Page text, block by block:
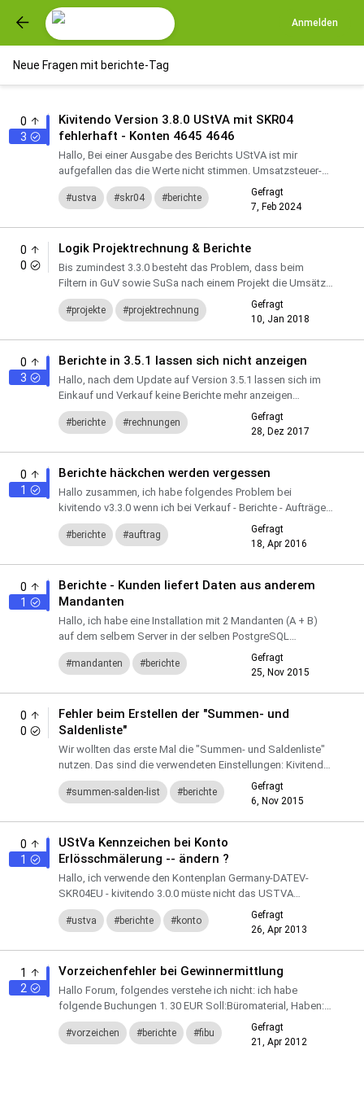
Anmelden
Neue Fragen mit berichte-Tag
0
3
Kivitendo Version 3.8.0 UStVA mit SKR04
fehlerhaft - Konten 4645 4646
Hallo, Bei einer Ausgabe des Berichts UStVA ist mir
aufgefallen das die Werte nicht stimmen. Umsatzsteuer-
Voranmeldung ... Steuerpflichtige Umsätze zum
Steuersatz von 19...
Gefragt
7, Feb 2024
ustva skr04 berichte
0
0
Logik Projektrechnung & Berichte
Bis zumindest 3.3.0 besteht das Problem, dass beim
Filtern in GuV sowie SuSa nach einem Projekt die Umsätze
häufig nicht richtig ausgegeben werden. Wird in der
Rechnung...
Gefragt
10, Jan 2018
projekte projektrechnung
0
3
Berichte in 3.5.1 lassen sich nicht anzeigen
Hallo, nach dem Update auf Version 3.5.1 lassen sich im
Einkauf und Verkauf keine Berichte mehr anzeigen
(zumindest Rechnungen und Lieferscheine). Der Fehler
lautete: kiv...
Gefragt
28, Dez 2017
berichte rechnungen
0
1
Berichte häckchen werden vergessen
Hallo zusammen, ich habe folgendes Problem bei
kivitendo v3.3.0 wenn ich bei Verkauf - Berichte - Aufträge
Häckchen setze und manche rausnehme merkt sich
kivitendo dies...
Gefragt
18, Apr 2016
berichte auftrag
0
1
Berichte - Kunden liefert Daten aus anderem
Mandanten
Hallo, ich habe eine Installation mit 2 Mandanten (A + B)
auf dem selbem Server in der selben PostgreSQL
Installation. 1. Einlogen in Mandanten A 2. Führe ich nun
Berich...
Gefragt
25, Nov 2015
mandanten berichte
0
0
Fehler beim Erstellen der "Summen- und
Saldenliste"
Wir wollten das erste Mal die "Summen- und Saldenliste"
nutzen. Das sind die verwendeten Einstellungen: Kivitendo
meldet dann nur das hier: Wenn man eine Abteilung au...
Gefragt
6, Nov 2015
summen-salden-list berichte
0
1
UStVa Kennzeichen bei Konto
Erlösschmälerung -- ändern ?
Hallo, ich verwende den Kontenplan Germany-DATEV-
SKR04EU - kivitendo 3.0.0 müste nicht das USTVA
Kennzeichen 81 ( aktuell eingetragen ist die 51) für die
Konten 4720 Er...
Gefragt
26, Apr 2013
ustva berichte konto
1
2
Vorzeichenfehler bei Gewinnermittlung
Hallo Forum, folgendes verstehe ich nicht: ich habe
folgende Buchungen 1. 30 EUR Soll:Büromaterial, Haben:
Bank 2. 100 EUR, Soll: Bank, Haben: Umsatzerlöse Im Kopf
gere...
Gefragt
21, Apr 2012
vorzeichen berichte fibu